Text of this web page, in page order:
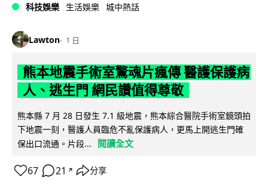
科技娛樂 生活娛樂 城中熱話
Lawton 1 日
熊本地震手術室驚魂片瘋傳 醫護保護病
人、逃生門 網民讚值得尊敬
熊本縣 7 月 28 日發生 7.1 級地震，熊本綜合醫院手術室鏡頭拍
下地震一刻，醫護人員臨危不亂保護病人，更馬上開逃生門確
保出口流通。片段...
閱讀全文
67 21 ↗ 分享